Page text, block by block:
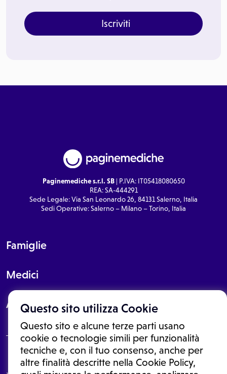
Questo sito utilizza Cookie
Questo sito e alcune terze parti usano
cookie o tecnologie simili per funzionalità
tecniche e, con il tuo consenso, anche per
altre finalità descritte nella Cookie Policy,
Iscriviti
Paginemediche s.r.l. SB| P.IVA: IT05418080650
REA: SA-444291
Sede Legale: Via San Leonardo 26, 84131 Salerno, Italia
Sedi Operative: Salerno – Milano – Torino, Italia
Famiglie
Medici
About
Le informazioni proposte in questo sito non sono un consulto medico.
In nessun caso, queste informazioni sostituiscono un consulto, una